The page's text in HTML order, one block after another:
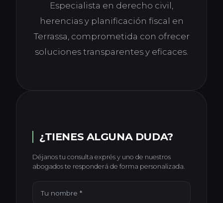
Especialista en derecho civil,
herencias y planificación fiscal en
Terrassa, comprometida con ofrecer
soluciones transparentes y eficaces.
¿TIENES ALGUNA DUDA?
Déjanos tu consulta exprés y uno de nuestros
abogados te responderá de forma personalizada.